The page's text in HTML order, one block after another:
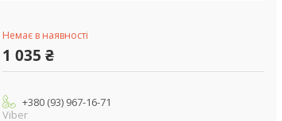
Немає в наявності
1 035 ₴
+380 (93) 967-16-71
Viber